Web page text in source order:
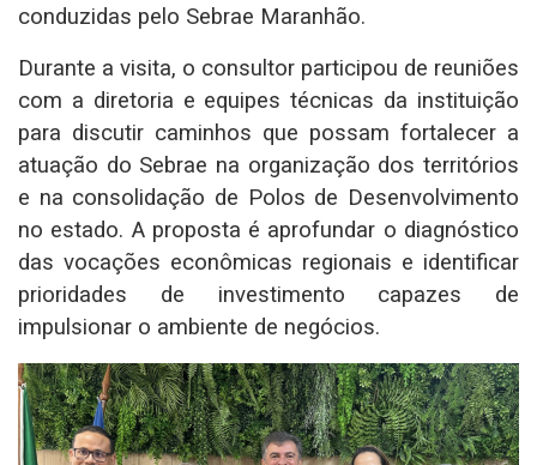
conduzidas pelo Sebrae Maranhão.
Durante a visita, o consultor participou de reuniões
com a diretoria e equipes técnicas da instituição
para discutir caminhos que possam fortalecer a
atuação do Sebrae na organização dos territórios
e na consolidação de Polos de Desenvolvimento
no estado. A proposta é aprofundar o diagnóstico
das vocações econômicas regionais e identificar
prioridades de investimento capazes de
impulsionar o ambiente de negócios.